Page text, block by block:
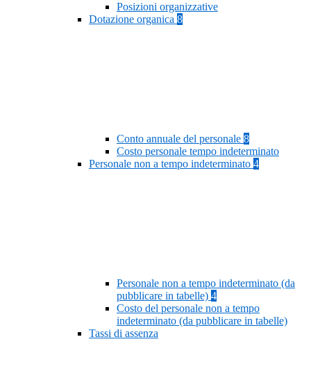
Posizioni organizzative
Dotazione organica 8
Conto annuale del personale 8
Costo personale tempo indeterminato
Personale non a tempo indeterminato 4
Personale non a tempo indeterminato (da
pubblicare in tabelle) 4
Costo del personale non a tempo
indeterminato (da pubblicare in tabelle)
Tassi di assenza